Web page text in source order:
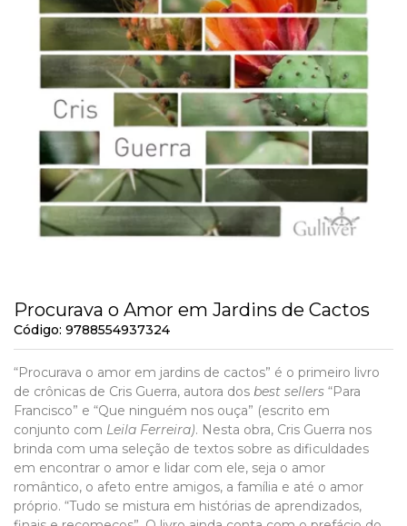
Procurava o Amor em Jardins de Cactos
Código: 9788554937324
“Procurava o amor em jardins de cactos” é o primeiro livro
de crônicas de Cris Guerra, autora dos best sellers “Para
Francisco” e “Que ninguém nos ouça” (escrito em
conjunto com Leila Ferreira). Nesta obra, Cris Guerra nos
brinda com uma seleção de textos sobre as dificuldades
em encontrar o amor e lidar com ele, seja o amor
romântico, o afeto entre amigos, a família e até o amor
próprio. “Tudo se mistura em histórias de aprendizados,